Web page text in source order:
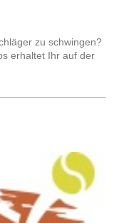
zu schwingen?
erhaltet Ihr auf der